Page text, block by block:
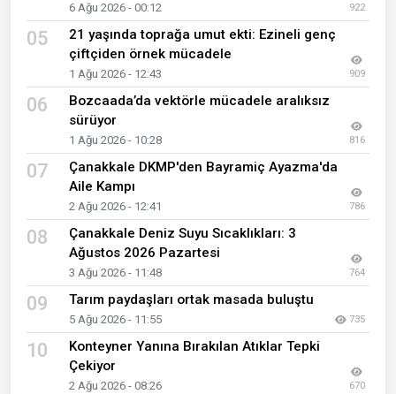
6 Ağu 2026 - 00:12 922
05
21 yaşında toprağa umut ekti: Ezineli genç
çiftçiden örnek mücadele
1 Ağu 2026 - 12:43 909
06
Bozcaada’da vektörle mücadele aralıksız
sürüyor
1 Ağu 2026 - 10:28 816
07
Çanakkale DKMP'den Bayramiç Ayazma'da
Aile Kampı
2 Ağu 2026 - 12:41 786
08
Çanakkale Deniz Suyu Sıcaklıkları: 3
Ağustos 2026 Pazartesi
3 Ağu 2026 - 11:48 764
09 Tarım paydaşları ortak masada buluştu
5 Ağu 2026 - 11:55 735
10
Konteyner Yanına Bırakılan Atıklar Tepki
Çekiyor
2 Ağu 2026 - 08:26 670